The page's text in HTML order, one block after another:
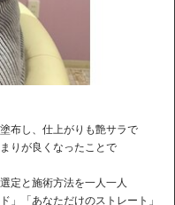
布し、仕上がりも艶サラで
りが良くなったことで
定と施術方法を一人一人
」「あなただけのストレート」